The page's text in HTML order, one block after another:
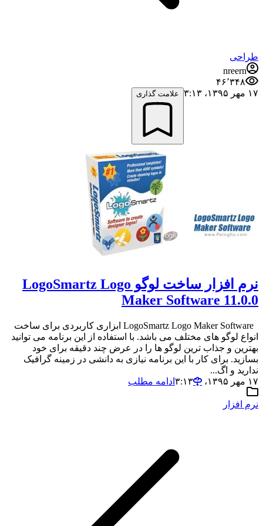
طراحی
nreern
۴۶٬۳۴۸
۱۷ مهر ۱۳۹۵،‏ ۳:۱۳
علامت گذاری
نرم افزار ساخت لوگو LogoSmartz Logo
Maker Software 11.0.0
LogoSmartz Logo Maker Software ابزاری کاربردی برای ساخت
انواع لوگو های مختلف می باشد. با استفاده از این برنامه می توانید
بهترین و جذاب ترین لوگو ها را در عرض چند دقیقه برای خود
بسازید. برای کار با این برنامه نیازی به دانشی در زمینه گرافیک
ندارید و اگ...
۱۷ مهر ۱۳۹۵،‏ ۳:۱۳
ادامه مطلب
نرم افزار